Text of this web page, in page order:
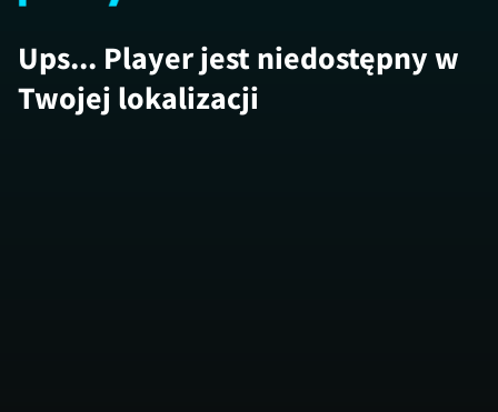
Ups... Player jest niedostępny w
Twojej lokalizacji